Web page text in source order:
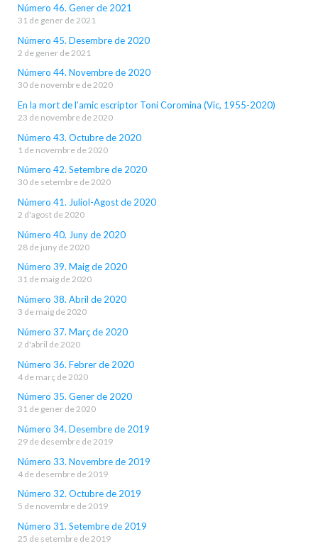
Número 46. Gener de 2021
31 de gener de 2021
Número 45. Desembre de 2020
2 de gener de 2021
Número 44. Novembre de 2020
30 de novembre de 2020
En la mort de l’amic escriptor Toni Coromina (Vic, 1955-2020)
23 de novembre de 2020
Número 43. Octubre de 2020
1 de novembre de 2020
Número 42. Setembre de 2020
30 de setembre de 2020
Número 41. Juliol-Agost de 2020
2 d'agost de 2020
Número 40. Juny de 2020
28 de juny de 2020
Número 39. Maig de 2020
31 de maig de 2020
Número 38. Abril de 2020
3 de maig de 2020
Número 37. Març de 2020
2 d'abril de 2020
Número 36. Febrer de 2020
4 de març de 2020
Número 35. Gener de 2020
31 de gener de 2020
Número 34. Desembre de 2019
29 de desembre de 2019
Número 33. Novembre de 2019
4 de desembre de 2019
Número 32. Octubre de 2019
5 de novembre de 2019
Número 31. Setembre de 2019
25 de setembre de 2019